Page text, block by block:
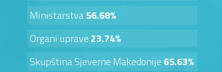
Ministarstva56.68%
Organi uprave23.74%
Skupština Sjeverne Makedonije65.63%